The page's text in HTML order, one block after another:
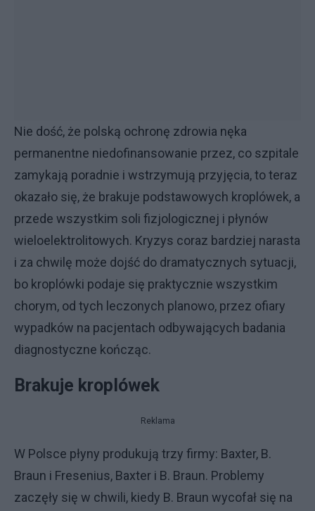
Nie dość, że polską ochronę zdrowia nęka
permanentne niedofinansowanie przez, co szpitale
zamykają poradnie i wstrzymują przyjęcia, to teraz
okazało się, że brakuje podstawowych kroplówek, a
przede wszystkim soli fizjologicznej i płynów
wieloelektrolitowych. Kryzys coraz bardziej narasta
i za chwilę może dojść do dramatycznych sytuacji,
bo kroplówki podaje się praktycznie wszystkim
chorym, od tych leczonych planowo, przez ofiary
wypadków na pacjentach odbywających badania
diagnostyczne kończąc.
Brakuje kroplówek
Reklama
W Polsce płyny produkują trzy firmy: Baxter, B.
Braun i Fresenius, Baxter i B. Braun. Problemy
zaczęły się w chwili, kiedy B. Braun wycofał się na